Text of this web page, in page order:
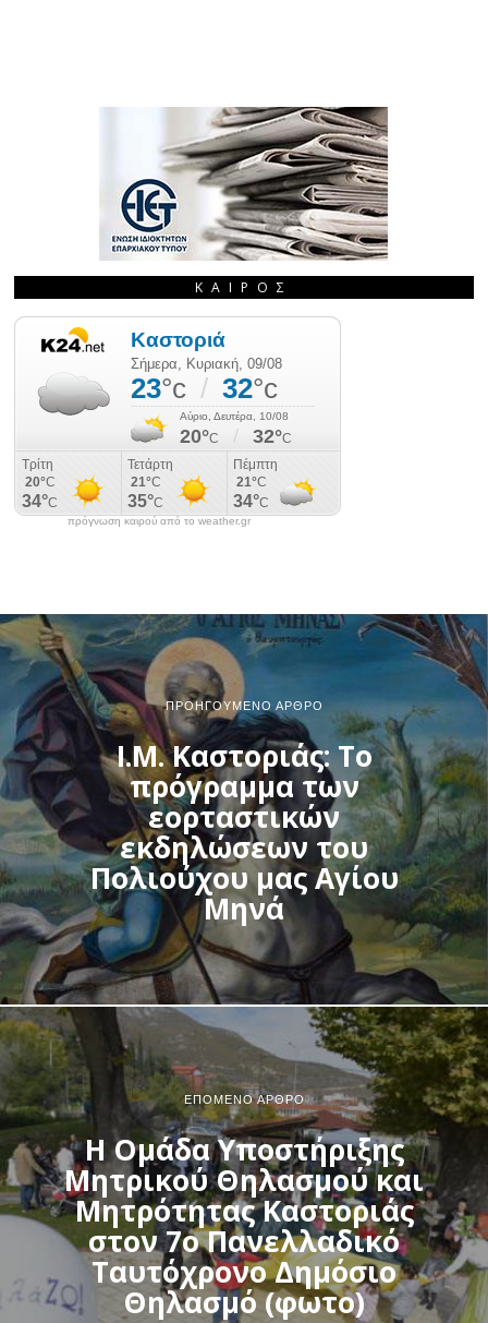
ΚΑΙΡΌΣ
πρόγνωση καιρού από το weather.gr
ΠΡΟΗΓΟΎΜΕΝΟ ΆΡΘΡΟ
Ι.Μ. Καστοριάς: Το
πρόγραμμα των
εορταστικών
εκδηλώσεων του
Πολιούχου μας Αγίου
Μηνά
ΕΠΌΜΕΝΟ ΆΡΘΡΟ
Η Ομάδα Υποστήριξης
Μητρικού Θηλασμού και
Μητρότητας Καστοριάς
στον 7ο Πανελλαδικό
Ταυτόχρονο Δημόσιο
Θηλασμό (φωτο)